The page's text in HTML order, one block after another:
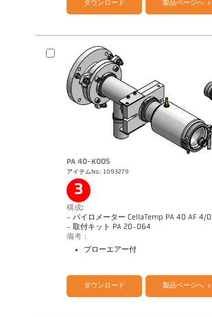
ダウンロード 製品ページへ
PA 40-K005
アイテムNo.: 1093279
3
構成:
- パイロメーター CellaTemp PA 40 AF 4/D
- 取付キット PA 20-064
備考：
ブローエアー付
カタログ CellaTemp PA
ダウンロード 製品ページへ